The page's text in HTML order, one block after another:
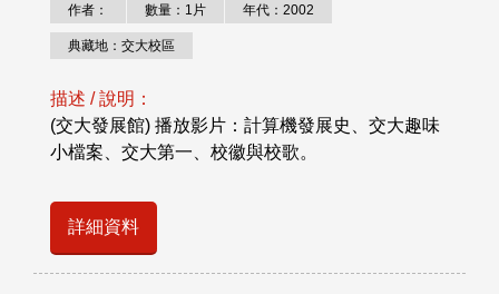
作者： 數量：1片 年代：2002
典藏地：交大校區
描述 / 說明：
(交大發展館) 播放影片：計算機發展史、交大趣味
小檔案、交大第一、校徽與校歌。
詳細資料